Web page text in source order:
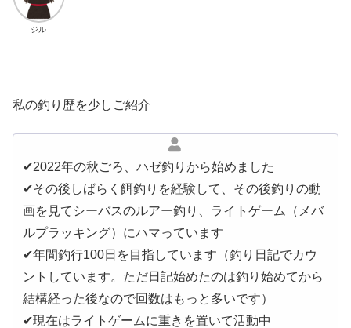
ジル
私の釣り歴を少しご紹介
✔︎2022年の秋ごろ、ハゼ釣りから始めました
✔︎その後しばらく餌釣りを経験して、その後釣りの動
画を見てシーバスのルアー釣り、ライトゲーム（メバ
ルプラッキング）にハマっています
✔︎年間釣行100日を目指しています（釣り日記でカウ
ントしています。ただ日記始めたのは釣り始めてから
結構経った後なので回数はもっと多いです）
✔︎現在はライトゲームに重きを置いて活動中